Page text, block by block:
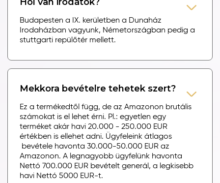
Budapesten a IX. kerületben a Dunaház
Irodaházban vagyunk, Németországban pedig a
stuttgarti repülőtér mellett.
Mekkora bevételre tehetek szert?
Ez a termékedtől függ, de az Amazonon brutális
számokat is el lehet érni. Pl.: egyetlen egy
terméket akár havi 20.000 - 250.000 EUR
értékben is ellehet adni. Ügyfeleink átlagos
bevétele havonta 30.000-50.000 EUR az
Amazonon. A legnagyobb ügyfelünk havonta
Nettó 700.000 EUR bevételt generál, a legkisebb
havi Nettó 5000 EUR-t.